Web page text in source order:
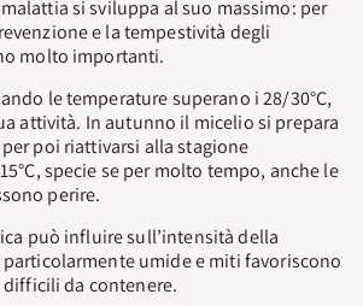
si sviluppa al suo massimo: per
e la tempestività degli
molto importanti.
le temperature superano i 28/30°C,
attività. In autunno il micelio si prepara
poi riattivarsi alla stagione
specie se per molto tempo, anche le
perire.
può influire sull’intensità della
umide e miti favoriscono
da contenere.